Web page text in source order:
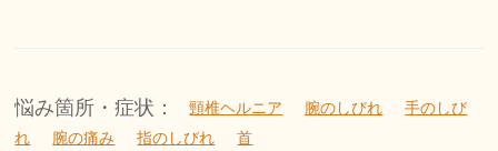
悩み箇所・症状： 頸椎ヘルニア 腕のしびれ
手のしび
れ
腕の痛み 指のしびれ 首